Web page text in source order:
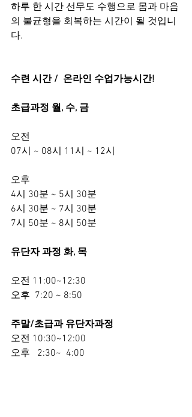
하루 한 시간 선무도 수행으로 몸과 마음
의 불균형을 회복하는 시간이 될 것입니
다.
수련 시간 /  온라인 수업가능시간!
초급과정 월, 수, 금
오전
07시 ~ 08시 11시 ~ 12시
오후
4시 30분 ~ 5시 30분
6시 30분 ~ 7시 30분
7시 50분 ~ 8시 50분
유단자 과정 화, 목
오전 11:00~12:30
오후  7:20 ~ 8:50
주말/초급과 유단자과정
오전 10:30~12:00
오후   2:30~  4:00